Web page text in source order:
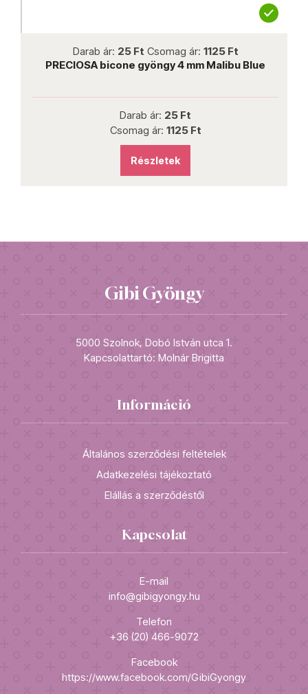
Darab ár: 25 Ft Csomag ár: 1125 Ft
PRECIOSA bicone gyöngy 4 mm Malibu Blue
Darab ár: 25 Ft
Csomag ár: 1125 Ft
Részletek
Gibi Gyöngy
5000 Szolnok, Dobó István utca 1.
Kapcsolattartó: Molnár Brigitta
Információ
Általános szerződési feltételek
Adatkezelési tájékoztató
Elállás a szerződéstől
Kapcsolat
E-mail
info@gibigyongy.hu
Telefon
+36 (20) 466-9072
Facebook
https://www.facebook.com/GibiGyongy